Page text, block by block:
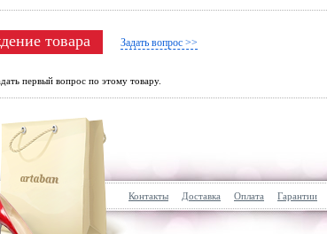
товара Задать вопрос >>
первый вопрос по этому товару.
Контакты Доставка Оплата Гарантии